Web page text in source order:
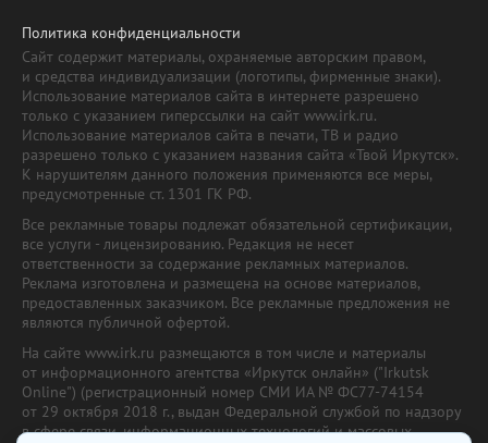
Политика конфиденциальности
Сайт содержит материалы, охраняемые авторским правом,
и средства индивидуализации (логотипы, фирменные знаки).
Использование материалов сайта в интернете разрешено
только с указанием гиперссылки на сайт www.irk.ru.
Использование материалов сайта в печати, ТВ и радио
разрешено только с указанием названия сайта «Твой Иркутск».
К нарушителям данного положения применяются все меры,
предусмотренные ст. 1301 ГК РФ.
Все рекламные товары подлежат обязательной сертификации,
все услуги - лицензированию. Редакция не несет
ответственности за содержание рекламных материалов.
Реклама изготовлена и размещена на основе материалов,
предоставленных заказчиком. Все рекламные предложения не
являются публичной офертой.
На сайте www.irk.ru размещаются в том числе и материалы
от информационного агентства «Иркутск онлайн» ("Irkutsk
Online") (регистрационный номер СМИ ИА № ФС77-74154
от 29 октября 2018 г., выдан Федеральной службой по надзору
в сфере связи, информационных технологий и массовых